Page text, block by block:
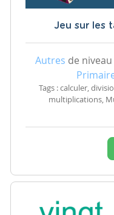
Jeu sur les
Autres de niveau
Tags : calculer,
multiplications,